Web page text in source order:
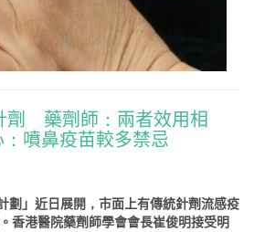
劑 藥劑師：兩者效用相
噴鼻疫苗較多禁忌
劃」近日展開，市面上有傳統針劑流感疫
香港醫院藥劑師學會會長崔俊明接受明